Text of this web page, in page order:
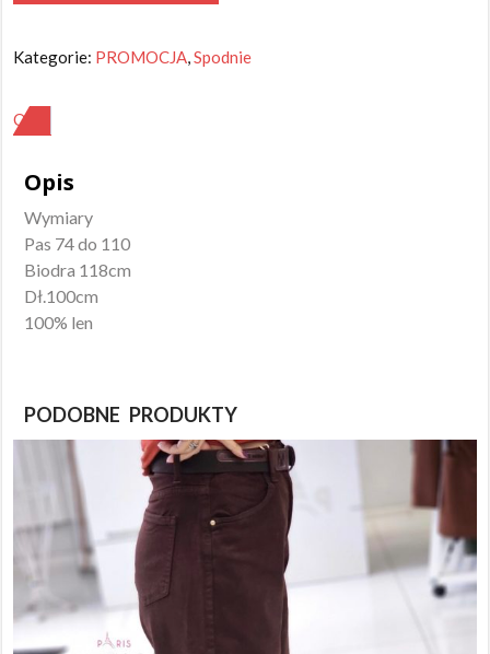
Kategorie: PROMOCJA,Spodnie
OPIS
Opis
Wymiary
Pas 74 do 110
Biodra 118cm
Dł.100cm
100% len
PODOBNE PRODUKTY